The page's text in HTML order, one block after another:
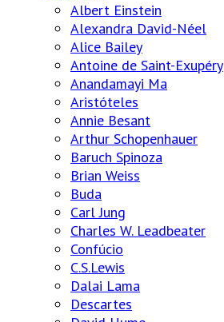
Albert Einstein
Alexandra David-Néel
Alice Bailey
Antoine de Saint-Exupéry
Anandamayi Ma
Aristóteles
Annie Besant
Arthur Schopenhauer
Baruch Spinoza
Brian Weiss
Buda
Carl Jung
Charles W. Leadbeater
Confúcio
C.S.Lewis
Dalai Lama
Descartes